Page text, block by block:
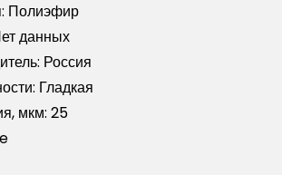
Полиэфир
данных
Россия
Гладкая
мкм: 25